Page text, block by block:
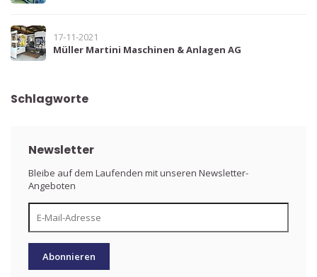
17-11-2021
Müller Martini Maschinen & Anlagen AG
Schlagworte
Newsletter
Bleibe auf dem Laufenden mit unseren Newsletter-
Angeboten
Abonnieren